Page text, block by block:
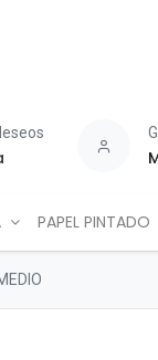
PAPEL PINTADO